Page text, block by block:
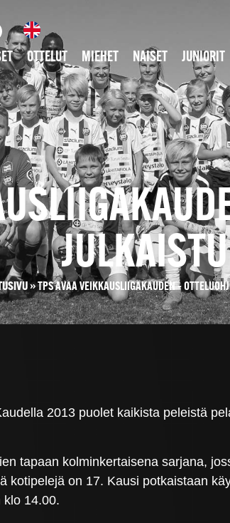
OTTELUT MIEHET NAISET JUNIORIT
JULKAISTU
»TPS AVAA VEIKKAUSLIIGAKAUDEN –
2013 puolet kaikista peleistä
tapaan kolminkertaisena sarjana,
kotipelejä on 17. Kausi potkaistaan
klo 14.00.